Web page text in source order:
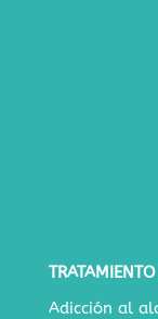
Adicción al